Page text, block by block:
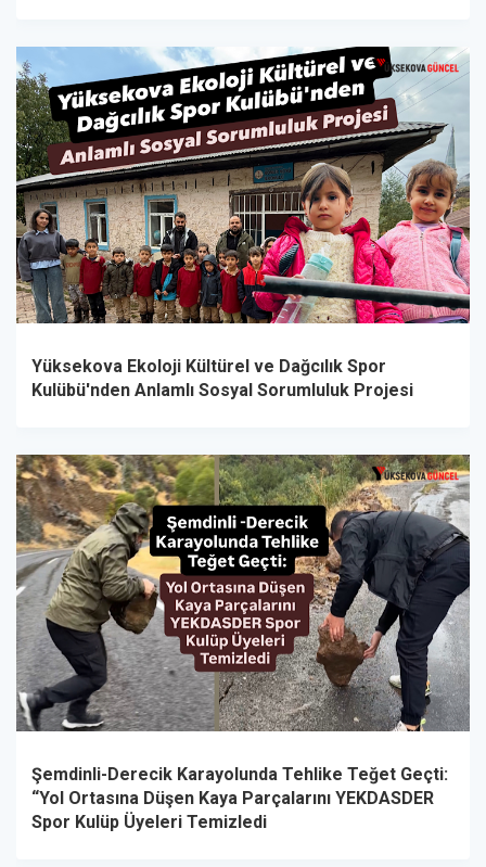
Yüksekova Ekoloji Kültürel ve Dağcılık Spor
Kulübü'nden Anlamlı Sosyal Sorumluluk Projesi
Şemdinli-Derecik Karayolunda Tehlike Teğet Geçti:
“Yol Ortasına Düşen Kaya Parçalarını YEKDASDER
Spor Kulüp Üyeleri Temizledi